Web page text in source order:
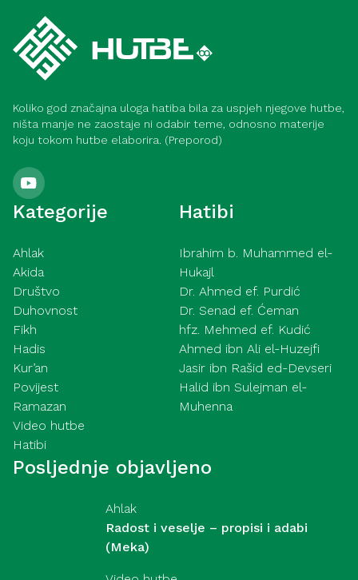
Koliko god značajna uloga hatiba bila za uspjeh njegove hutbe,
ništa manje ne zaostaje ni odabir teme, odnosno materije
koju tokom hutbe elaborira. (Preporod)
Kategorije
Ahlak
Akida
Društvo
Duhovnost
Fikh
Hadis
Kur’an
Povijest
Ramazan
Video hutbe
Hatibi
Hatibi
Ibrahim b. Muhammed el-
Hukajl
Dr. Ahmed ef. Purdić
Dr. Senad ef. Ćeman
hfz. Mehmed ef. Kudić
Ahmed ibn Ali el-Huzejfi
Jasir ibn Rašid ed-Devseri
Halid ibn Sulejman el-
Muhenna
Posljednje objavljeno
Ahlak
Radost i veselje – propisi i adabi
(Meka)